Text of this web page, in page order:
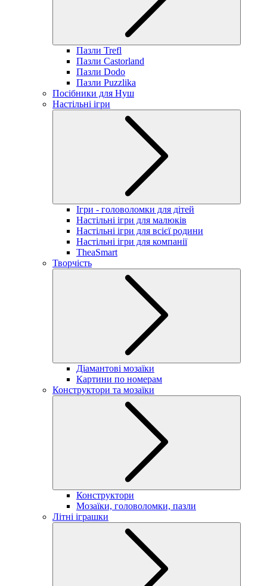
Пазли Trefl
Пазли Castorland
Пазли Dodo
Пазли Puzzlika
Посібники для Нуш
Настільні ігри
Ігри - головоломки для дітей
Настільні ігри для малюків
Настільні ігри для всієї родини
Настільні ігри для компанії
TheaSmart
Творчість
Діамантові мозаїки
Картини по номерам
Конструктори та мозаїки
Конструктори
Мозаїки, головоломки, пазли
Літні іграшки